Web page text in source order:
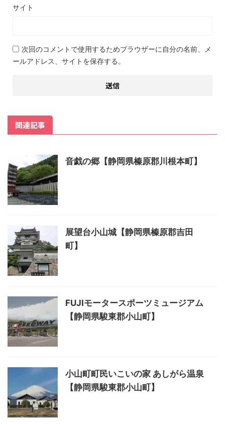
サイト
次回のコメントで使用するためブラウザーに自分の名前、メ
ールアドレス、サイトを保存する。
関連記事
音戯の郷【静岡県榛原郡川根本町】
展望台小山城【静岡県榛原郡吉田
町】
FUJIモータースポーツミュージアム
【静岡県駿東郡小山町】
小山町町民いこいの家 あしがら温泉
【静岡県駿東郡小山町】